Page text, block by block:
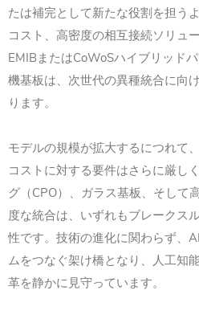
たは補完として新たな役割を担う
コスト、高密度の相互接続ソリュ
EMIBまたはCoWoSハイブリッド
機基板は、次世代の異種統合に向
ります。
モデルの規模が拡大するにつれて
コストに対する要件はさらに厳し
グ（CPO）、ガラス基板、そして
度な統合は、いずれもブレークス
性です。技術の進化に関わらず、
ムをつなぐ架け橋となり、人工知
革を静かに見守っています。